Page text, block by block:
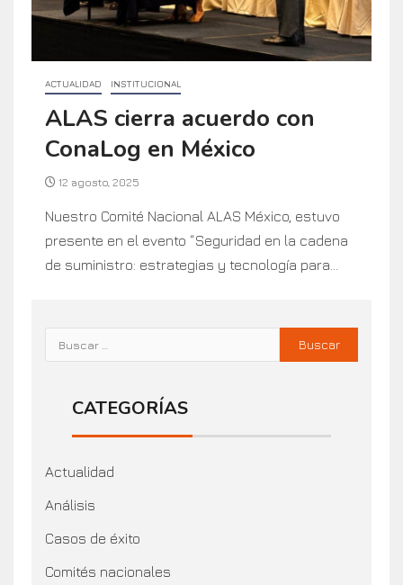
ACTUALIDAD INSTITUCIONAL
ALAS cierra acuerdo con
ConaLog en México
12 agosto, 2025
Nuestro Comité Nacional ALAS México, estuvo
presente en el evento “Seguridad en la cadena
de suministro: estrategias y tecnología para...
CATEGORÍAS
Actualidad
Análisis
Casos de éxito
Comités nacionales